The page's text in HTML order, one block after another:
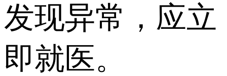
发现异常，应立
即就医。